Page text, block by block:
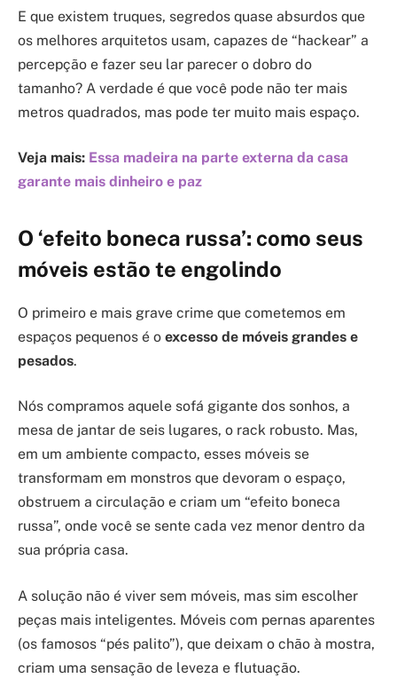
E que existem truques, segredos quase absurdos que
os melhores arquitetos usam, capazes de “hackear” a
percepção e fazer seu lar parecer o dobro do
tamanho? A verdade é que você pode não ter mais
metros quadrados, mas pode ter muito mais espaço.
Veja mais: Essa madeira na parte externa da casa
garante mais dinheiro e paz
O ‘efeito boneca russa’: como seus
móveis estão te engolindo
O primeiro e mais grave crime que cometemos em
espaços pequenos é o excesso de móveis grandes e
pesados.
Nós compramos aquele sofá gigante dos sonhos, a
mesa de jantar de seis lugares, o rack robusto. Mas,
em um ambiente compacto, esses móveis se
transformam em monstros que devoram o espaço,
obstruem a circulação e criam um “efeito boneca
russa”, onde você se sente cada vez menor dentro da
sua própria casa.
A solução não é viver sem móveis, mas sim escolher
peças mais inteligentes. Móveis com pernas aparentes
(os famosos “pés palito”), que deixam o chão à mostra,
criam uma sensação de leveza e flutuação.